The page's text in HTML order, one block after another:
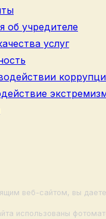
об учредителе
услуг
веб-сайтом, вы
использованы